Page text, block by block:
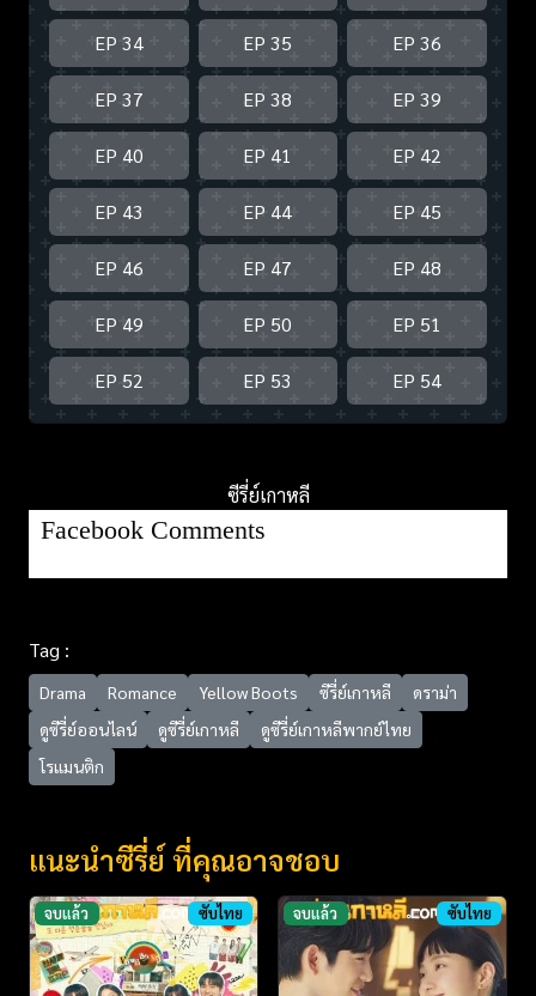
EP 34 EP 35 EP 36
EP 37 EP 38 EP 39
EP 40 EP 41 EP 42
EP 43 EP 44 EP 45
EP 46 EP 47 EP 48
EP 49 EP 50 EP 51
EP 52 EP 53 EP 54
ซีรี่ย์เกาหลี
Facebook Comments
Tag :
Drama Romance Yellow Boots ซีรี่ย์เกาหลี
ดราม่า
ดูซีรี่ย์ออนไลน์
ดูซีรี่ย์เกาหลี
ดูซีรี่ย์เกาหลีพากย์ไทย
โรแมนติก
แนะนำซีรี่ย์ ที่คุณอาจชอบ
จบแล้ว ซับไทย จบแล้ว ซับไทย